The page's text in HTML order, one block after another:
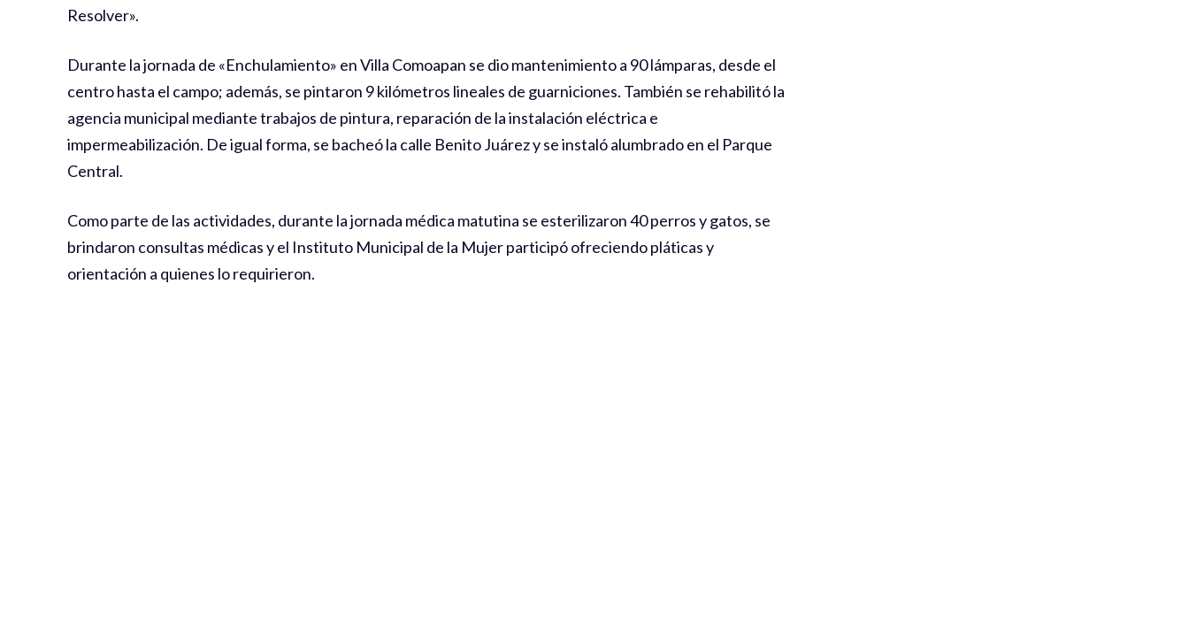
Resolver».
Durante la jornada de «Enchulamiento» en Villa Comoapan se dio mantenimiento a 90 lámparas, desde el
centro hasta el campo; además, se pintaron 9 kilómetros lineales de guarniciones. También se rehabilitó la
agencia municipal mediante trabajos de pintura, reparación de la instalación eléctrica e
impermeabilización. De igual forma, se bacheó la calle Benito Juárez y se instaló alumbrado en el Parque
Central.
Como parte de las actividades, durante la jornada médica matutina se esterilizaron 40 perros y gatos, se
brindaron consultas médicas y el Instituto Municipal de la Mujer participó ofreciendo pláticas y
orientación a quienes lo requirieron.